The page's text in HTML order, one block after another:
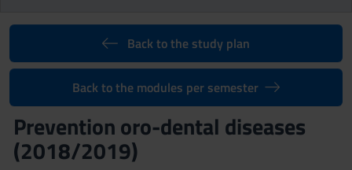
Back to the study plan
Back to the modules per semester
Prevention oro-dental diseases
(2018/2019)